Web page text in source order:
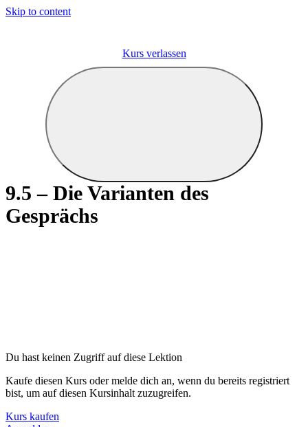
Skip to content
Kurs verlassen
9.5 – Die Varianten des
Gesprächs
Du hast keinen Zugriff auf diese Lektion
Kaufe diesen Kurs oder melde dich an, wenn du bereits registriert
bist, um auf diesen Kursinhalt zuzugreifen.
Kurs kaufen